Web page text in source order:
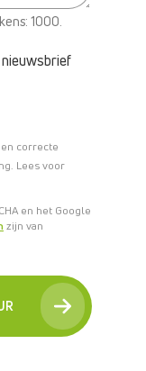
1000.
correcte
Lees voor
en het Google
zijn van